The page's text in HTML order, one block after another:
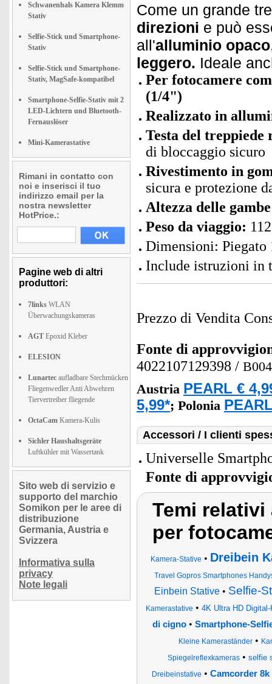
Schwanenhals Kamera Klemm
Stativ
Selfie-Stick und Smartphone-
Stativ
Selfie-Stick und Smartphone-
Stativ, MagSafe-kompatibel
Smartphone-Selfie-Stativ mit 2
LED-Lichtern und Bluetooth-
Fernauslöser
Mini-Kamerastative
Rimani in contatto con
noi e inserisci il tuo
indirizzo email per la
nostra newsletter
HotPrice.:
Pagine web di altri
produttori:
7links WLAN
Überwachungskameras
AGT Epoxid Kleber
ELESION
Lunartec aufladbare Stechmücken
Fliegenwedler Anti Abwehren
Tiervertreiber fliegende
OctaCam Kamera-Kulis
Sichler Haushaltsgeräte
Luftkühler mit Wassertank
Sito web di servizio e
supporto del marchio
Somikon per le aree di
distribuzione
Germania, Austria e
Svizzera
Informativa sulla
privacy
Note legali
Come un grande
direzioni e può
all'alluminio opaco
leggero. Ideale
Per fotocamere
(1/4")
Realizzato in
Testa del
di bloccaggio sicuro
Rivestimento in
sicura e protezione
Altezza delle
Peso da viaggio:
Dimensioni: Piegato
Include istruzioni in
Prezzo di Vendita
Fonte di
4022107129398 /
Austria PEARL €
5,99*; Polonia
Accessori / I clienti
Universelle
Fonte di
Temi
per
Kamera-Stative • Dreibein
Travel Gopros Smartphones
Einbein Stative• Selfie-
Kamerastative • 4K Ultra HD
di cigno• Smartphone-
Kleine Kameraständer •
Spiegelreflexkameras • selfie
Dreibeinstative • Camcorder